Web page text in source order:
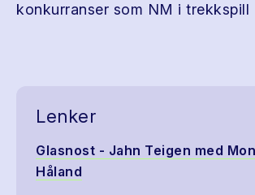
konkurranser som NM i trekkspill
Lenker
Glasnost - Jahn Teigen med
Håland